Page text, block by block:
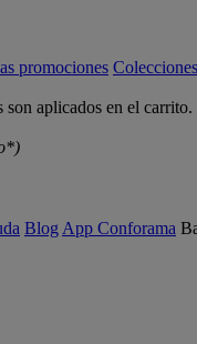
promociones
aplicados en el
Blog App Conforama